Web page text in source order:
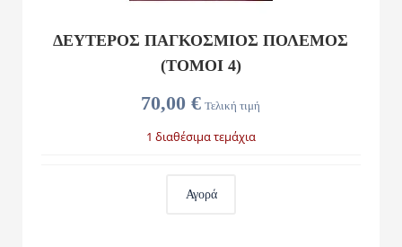
70,00 € Τελική τιμή
ΔΕΥΤΕΡΟΣ ΠΑΓΚΟΣΜΙΟΣ ΠΟΛΕΜΟΣ
(ΤΟΜΟΙ 4)
1 διαθέσιμα τεμάχια
Αγορά